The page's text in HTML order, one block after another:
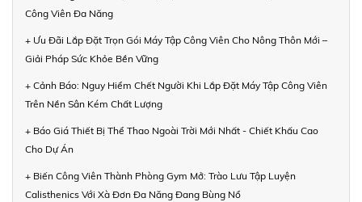
Công Viên Đa Năng
+ Ưu Đãi Lắp Đặt Trọn Gói Máy Tập Công Viên Cho Nông Thôn Mới –
Giải Pháp Sức Khỏe Bền Vững
+ Cảnh Báo: Nguy Hiểm Chết Người Khi Lắp Đặt Máy Tập Công Viên
Trên Nền Sân Kém Chất Lượng
+ Báo Giá Thiết Bị Thể Thao Ngoài Trời Mới Nhất - Chiết Khấu Cao
Cho Dự Án
+ Biến Công Viên Thành Phòng Gym Mở: Trào Lưu Tập Luyện
Calisthenics Với Xà Đơn Đa Năng Đang Bùng Nổ